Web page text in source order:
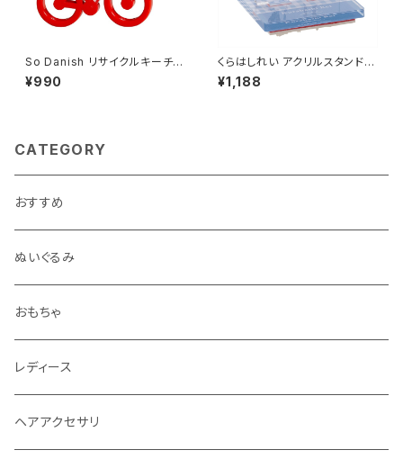
So Danish リサイクルキーチェ
ーン (バイク)
¥990
くらはしれい アクリルスタンドス
タンプ/BU
¥1,188
CATEGORY
おすすめ
ぬいぐるみ
おもちゃ
レディース
ヘアアクセサリ